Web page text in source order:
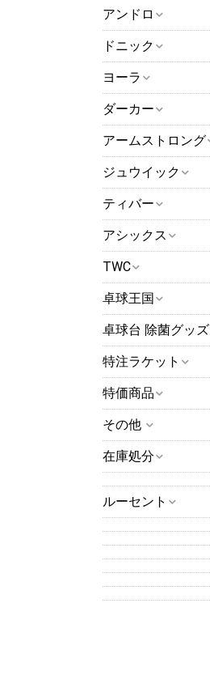
アンドロ
ドニック
ヨーラ
ダーカー
アームストロング
ジュウイック
ティバー
アシックス
TWC
卓球王国
卓球台 除菌グッズ
特注ラケット
特価商品
その他
在庫処分
ルーセント